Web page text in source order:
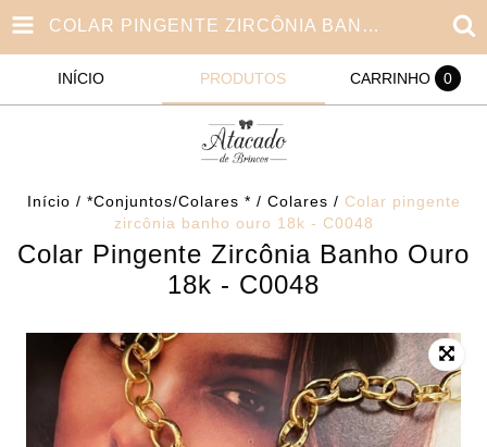
COLAR PINGENTE ZIRCÔNIA BANHO OURO 18K - C0048
INÍCIO PRODUTOS CARRINHO 0
Início / *Conjuntos/Colares * / Colares / Colar pingente
zircônia banho ouro 18k - C0048
Colar Pingente Zircônia Banho Ouro
18k - C0048